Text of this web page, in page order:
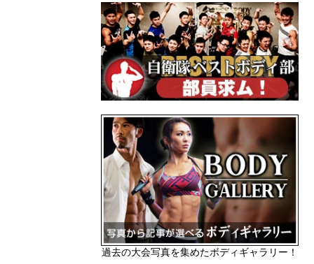
過去の大会写真を集めたボディギャラリー！